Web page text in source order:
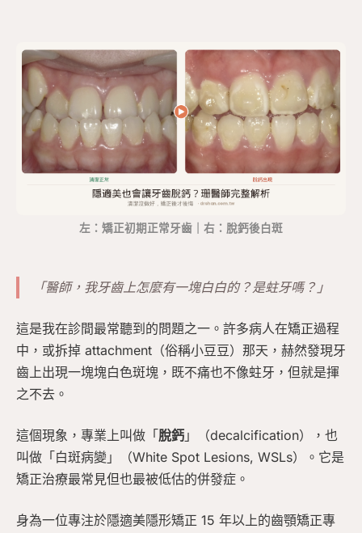
左：矯正初期正常牙齒｜右：脫鈣後白斑
「醫師，我牙齒上怎麼有一塊白白的？是蛀牙嗎？」
這是我在診間最常聽到的問題之一。許多病人在矯正過程
中，或拆掉 attachment（俗稱小豆豆）那天，赫然發現牙
齒上出現一塊塊白色斑塊，既不痛也不像蛀牙，但就是揮
之不去。
這個現象，專業上叫做「 脫鈣 」（decalcification），也
叫做「白斑病變」（White Spot Lesions, WSLs）。它是
矯正治療最常見但也最被低估的併發症。
身為一位專注於隱適美隱形矯正 15 年以上的齒顎矯正專